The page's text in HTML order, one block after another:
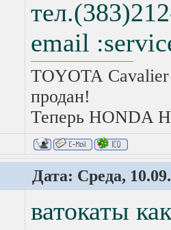
email
TOYOTA Cavalier
продан!
Теперь HONDA
Дата: Среда,
ватокаты